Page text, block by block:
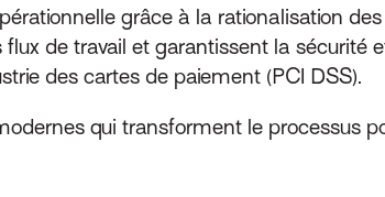
grâce à la rationalisation des
de travail et garantissent la sécurité
des cartes de paiement (PCI DSS).
qui transforment le processus